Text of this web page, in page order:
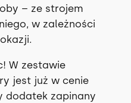
– ze strojem
w zależności
W zestawie
jest już w cenie
dodatek zapinany